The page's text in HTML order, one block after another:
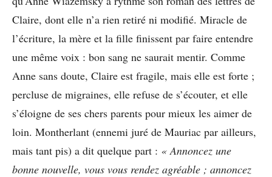
Claire, dont elle n’a rien retiré ni modifié. Miracle de
l’écriture, la mère et la fille finissent par faire entendre
une même voix : bon sang ne saurait mentir. Comme
Anne sans doute, Claire est fragile, mais elle est forte ;
percluse de migraines, elle refuse de s’écouter, et elle
s’éloigne de ses chers parents pour mieux les aimer de
loin. Montherlant (ennemi juré de Mauriac par ailleurs,
mais tant pis) a dit quelque part : « Annoncez une
bonne nouvelle, vous vous rendez agréable ; annoncez